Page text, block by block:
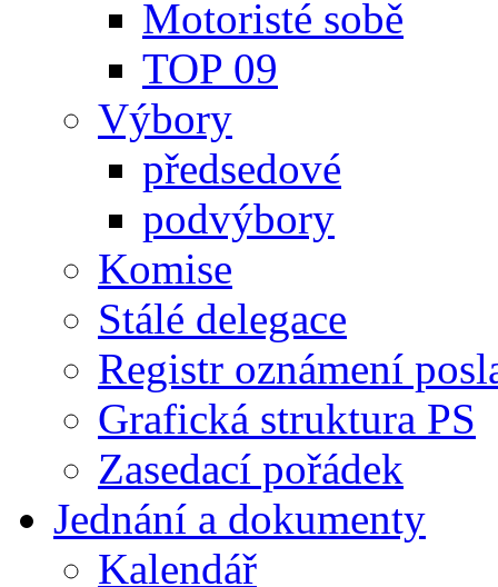
Motoristé sobě
TOP 09
Výbory
předsedové
podvýbory
Komise
Stálé delegace
Registr oznámení
Grafická struktura PS
Zasedací pořádek
Jednání a dokumenty
Kalendář